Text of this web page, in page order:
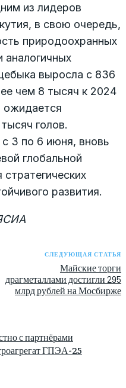
из лидеров
в свою очередь,
природоохранных
аналогичных
выросла с 836
чем 8 тысяч к 2024
ожидается
голов.
3 по 6 июня, вновь
глобальной
развития.
СЛЕДУЮЩАЯ СТАТЬЯ
Майские торги
драгметаллами достигли 295
млрд рублей на Мосбирже
с партнёрами
ГПЭА-25